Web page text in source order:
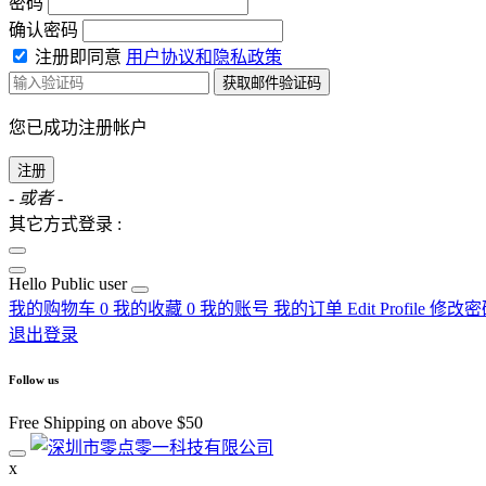
确认密码
注册即同意 用户协议和隐私政策
获取邮件验证码
您已成功注册帐户
注册
- 或者 -
其它方式登录 :
Hello Public user
我的购物车 0 我的收藏 0 我的账号 我的订单 Edit Profile 修改密
退出登录
Follow us
Free Shipping on above $50
x